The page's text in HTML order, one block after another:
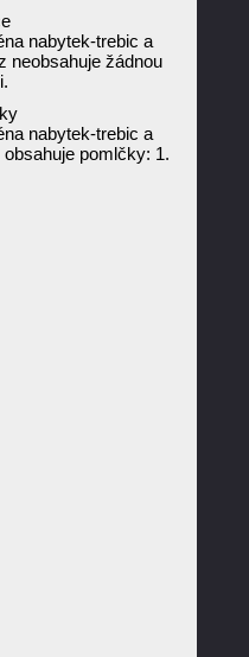
nabytek-trebic a
neobsahuje žádnou
nabytek-trebic a
pomlčky: 1.